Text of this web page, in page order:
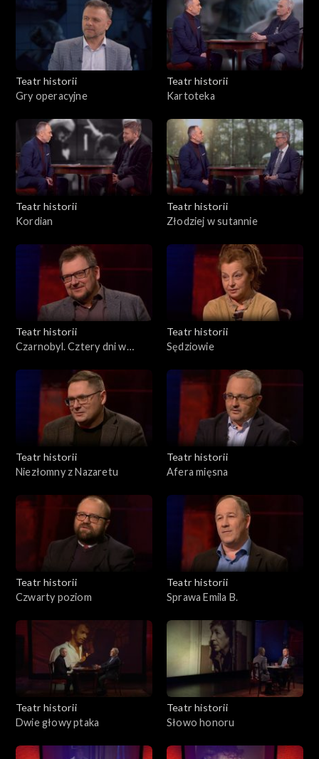
wszystko jednak utwór pełni funkcję dydaktyczną, apelując o
patriotyczną postawę do całej społeczności zamieszkującej
kraj. Zgodnie bowiem z normami klasycyzmu komedia winna
zawierać cel moralny.
Teatr historii
Gry operacyjne
Teatr historii
Kartoteka
Teatr historii
Kordian
Teatr historii
Złodziej w sutannie
Teatr historii
Czarnobyl. Cztery dni w
Teatr historii
Sędziowie
Teatr historii
Niezłomny z Nazaretu
Teatr historii
Afera mięsna
Teatr historii
Czwarty poziom
Teatr historii
Sprawa Emila B.
Teatr historii
Dwie głowy ptaka
Teatr historii
Słowo honoru